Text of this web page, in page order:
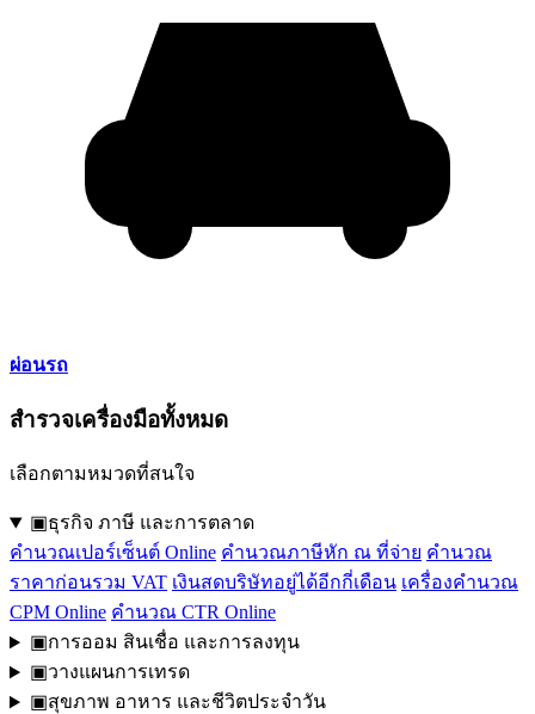
ผ่อนรถ
สำรวจเครื่องมือทั้งหมด
เลือกตามหมวดที่สนใจ
▣ธุรกิจ ภาษี และการตลาด
คำนวณเปอร์เซ็นต์ Online คำนวณภาษีหัก ณ ที่จ่าย คำนวณ
ราคาก่อนรวม VAT เงินสดบริษัทอยู่ได้อีกกี่เดือน เครื่องคำนวณ
CPM Online คำนวณ CTR Online
▣การออม สินเชื่อ และการลงทุน
▣วางแผนการเทรด
▣สุขภาพ อาหาร และชีวิตประจำวัน